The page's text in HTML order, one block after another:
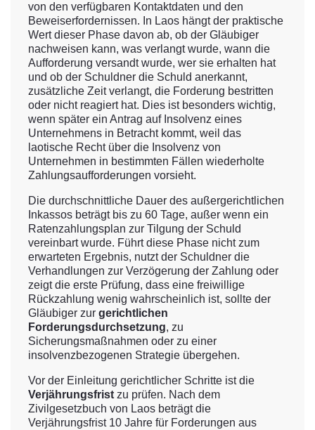
von den verfügbaren Kontaktdaten und den
Beweiserfordernissen. In Laos hängt der praktische
Wert dieser Phase davon ab, ob der Gläubiger
nachweisen kann, was verlangt wurde, wann die
Aufforderung versandt wurde, wer sie erhalten hat
und ob der Schuldner die Schuld anerkannt,
zusätzliche Zeit verlangt, die Forderung bestritten
oder nicht reagiert hat. Dies ist besonders wichtig,
wenn später ein Antrag auf Insolvenz eines
Unternehmens in Betracht kommt, weil das
laotische Recht über die Insolvenz von
Unternehmen in bestimmten Fällen wiederholte
Zahlungsaufforderungen vorsieht.
Die durchschnittliche Dauer des außergerichtlichen
Inkassos beträgt bis zu 60 Tage, außer wenn ein
Ratenzahlungsplan zur Tilgung der Schuld
vereinbart wurde. Führt diese Phase nicht zum
erwarteten Ergebnis, nutzt der Schuldner die
Verhandlungen zur Verzögerung der Zahlung oder
zeigt die erste Prüfung, dass eine freiwillige
Rückzahlung wenig wahrscheinlich ist, sollte der
Gläubiger zur gerichtlichen
Forderungsdurchsetzung, zu
Sicherungsmaßnahmen oder zu einer
insolvenzbezogenen Strategie übergehen.
Vor der Einleitung gerichtlicher Schritte ist die
Verjährungsfrist zu prüfen. Nach dem
Zivilgesetzbuch von Laos beträgt die
Verjährungsfrist 10 Jahre für Forderungen aus